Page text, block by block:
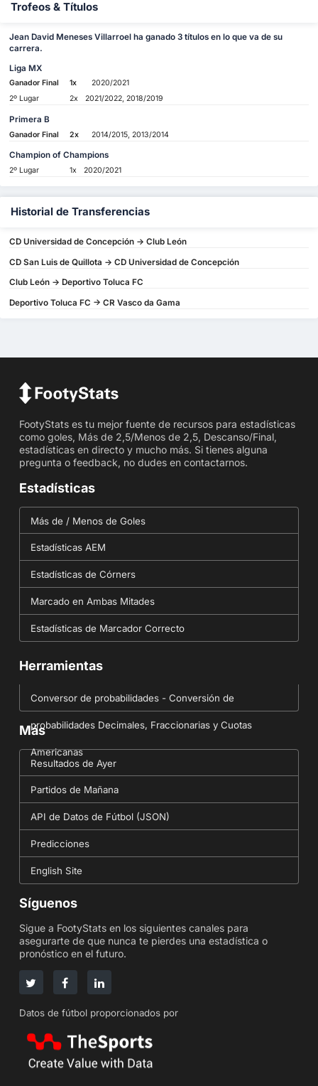
Trofeos & Títulos
Jean David Meneses Villarroel ha ganado 3 títulos en lo que va de su
carrera.
Liga MX
Ganador Final 1x
2020/2021
2º Lugar
2x 2021/2022, 2018/2019
Primera B
Ganador Final 2x 2014/2015, 2013/2014
Champion of Champions
2º Lugar 1x 2020/2021
Historial de Transferencias
CD Universidad de Concepción -> Club León
CD San Luis de Quillota -> CD Universidad de Concepción
Club León -> Deportivo Toluca FC
Deportivo Toluca FC -> CR Vasco da Gama
FootyStats es tu mejor fuente de recursos para estadísticas
como goles, Más de 2,5/Menos de 2,5, Descanso/Final,
estadísticas en directo y mucho más. Si tienes alguna
pregunta o feedback, no dudes en contactarnos.
Estadísticas
Más de / Menos de Goles
Estadísticas AEM
Estadísticas de Córners
Marcado en Ambas Mitades
Estadísticas de Marcador Correcto
Herramientas
Conversor de probabilidades - Conversión de
probabilidades Decimales, Fraccionarias y Cuotas
Americanas
Más
Resultados de Ayer
Partidos de Mañana
API de Datos de Fútbol (JSON)
Predicciones
English Site
Síguenos
Sigue a FootyStats en los siguientes canales para
asegurarte de que nunca te pierdes una estadística o
pronóstico en el futuro.
Datos de fútbol proporcionados por